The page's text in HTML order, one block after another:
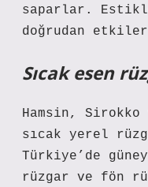
saparlar.
doğrudan
Sıcak esen
Hamsin, Sirokko
sıcak yerel
Türkiye’de
rüzgar ve fön